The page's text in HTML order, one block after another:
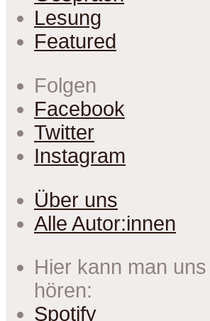
Lesung
Featured
Folgen
Facebook
Twitter
Instagram
Über uns
Alle Autor:innen
Hier kann man
hören:
Spotify